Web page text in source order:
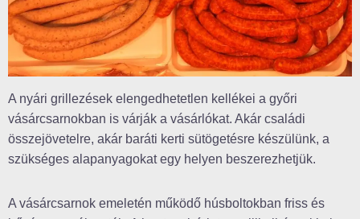
A nyári grillezések elengedhetetlen kellékei a győri
vásárcsarnokban is várják a vásárlókat. Akár családi
összejövetelre, akár baráti kerti sütögetésre készülünk, a
szükséges alapanyagokat egy helyen beszerezhetjük.
A vásárcsarnok emeletén működő húsboltokban friss és